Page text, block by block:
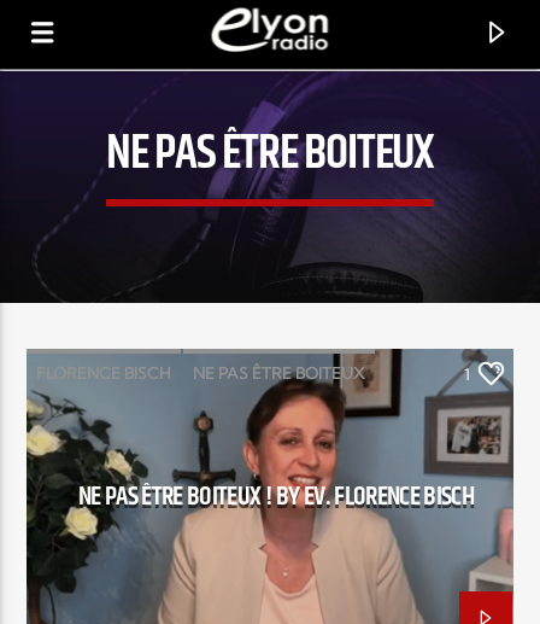
RADIO ELYON
POSITIVE ET ENCOURAGEANTE !
EN CE MOMENT
TITRE
ARTISTE
NE PAS ÊTRE BOITEUX
FLORENCE BISCH NE PAS ÊTRE BOITEUX
RFC FRANCE
1
NE PAS ÊTRE BOITEUX ! BY EV. FLORENCE BISCH